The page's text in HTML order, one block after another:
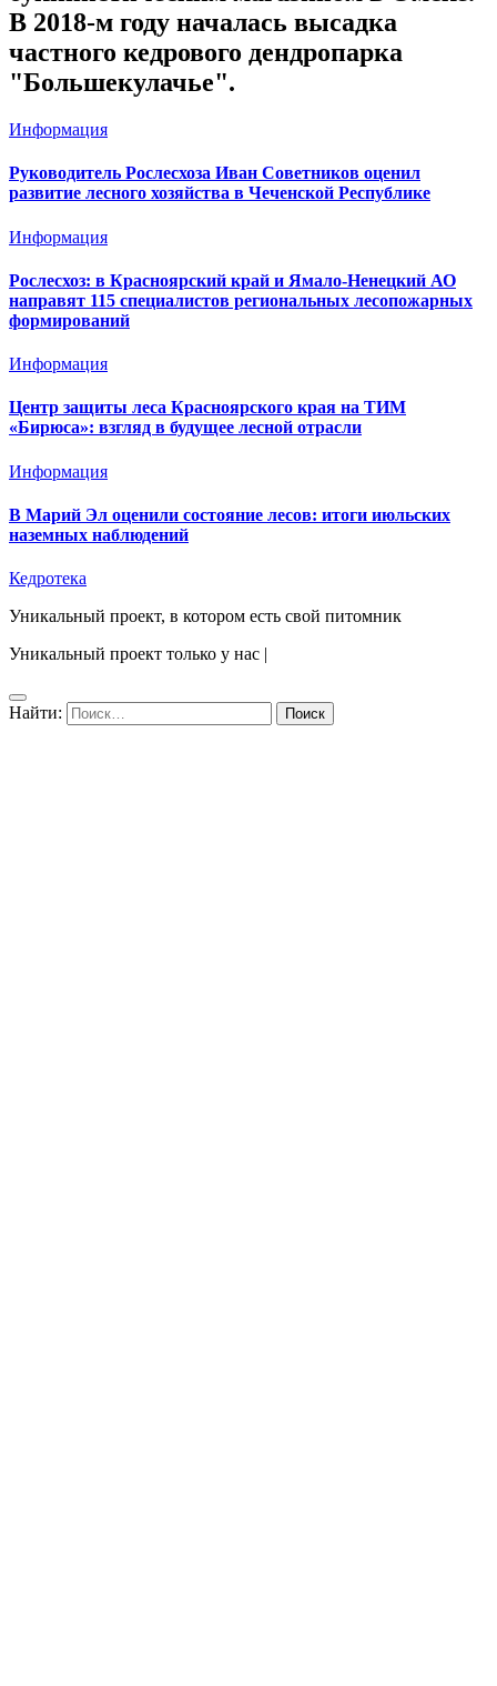
В 2018-м году началась высадка
частного кедрового дендропарка
"Большекулачье".
Информация
Руководитель Рослесхоза Иван Советников оценил
развитие лесного хозяйства в Чеченской Республике
Информация
Рослесхоз: в Красноярский край и Ямало-Ненецкий АО
направят 115 специалистов региональных лесопожарных
формирований
Информация
Центр защиты леса Красноярского края на ТИМ
«Бирюса»: взгляд в будущее лесной отрасли
Информация
В Марий Эл оценили состояние лесов: итоги июльских
наземных наблюдений
Кедротека
Уникальный проект, в котором есть свой питомник
Уникальный проект только у нас |
Найти: